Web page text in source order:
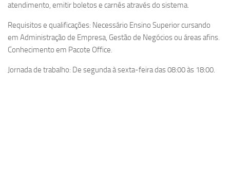
atendimento, emitir boletos e carnês através do sistema.
Requisitos e qualificações: Necessário Ensino Superior cursando
em Administração de Empresa, Gestão de Negócios ou áreas afins.
Conhecimento em Pacote Office.
Jornada de trabalho: De segunda à sexta-feira das 08:00 às 18:00.